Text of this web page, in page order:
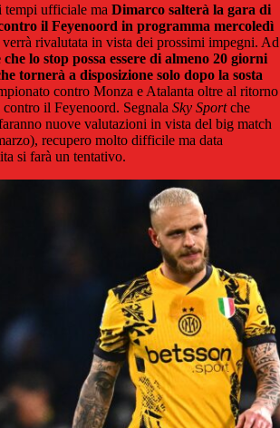
tempi ufficiale ma Dimarco salterà la gara di
il Feyenoord in programma mercoledì
rivalutata in vista dei prossimi impegni. Ad
che lo stop possa essere di almeno 20 giorni
tornerà a disposizione solo dopo la sosta
contro Monza e Atalanta oltre al ritorno
il Feyenoord. Segnala Sky Sportche
nuove valutazioni in vista del big match
recupero molto difficile ma data
si farà un tentativo.